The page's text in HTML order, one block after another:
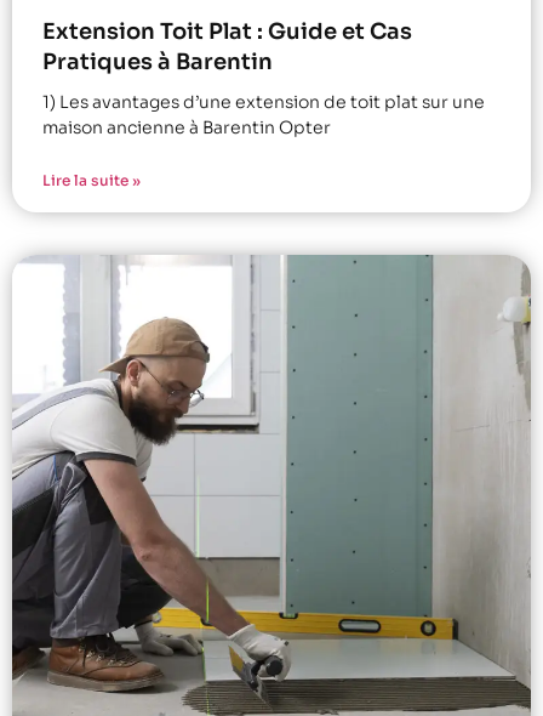
Extension Toit Plat : Guide et Cas
Pratiques à Barentin
1) Les avantages d’une extension de toit plat sur une
maison ancienne à Barentin Opter
Lire la suite »